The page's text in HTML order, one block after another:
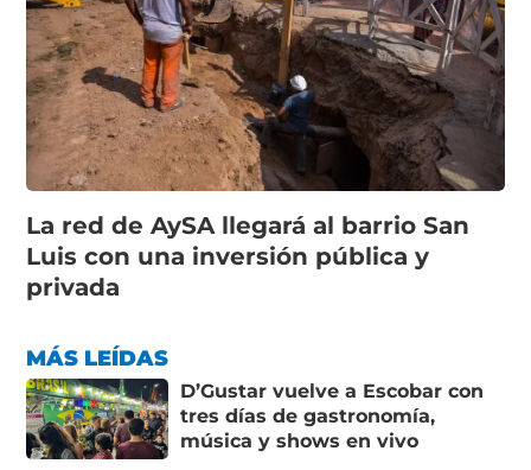
La red de AySA llegará al barrio San
Luis con una inversión pública y
privada
MÁS LEÍDAS
D’Gustar vuelve a Escobar con
tres días de gastronomía,
música y shows en vivo